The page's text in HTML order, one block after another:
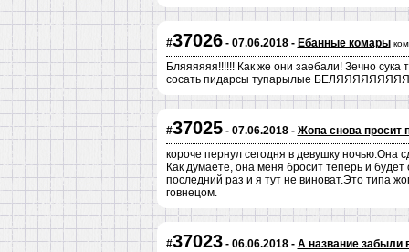
#37026- 07.06.2018 - Ебанные комары
Бляяяяяя!!!!!! Как же они заебали! Зечно
сосать пидарсы тупарылые
#37025- 07.06.2018 - Жопа снова просит
короче пернул сегодня в девушку ночью.Она
Как думаете, она меня бросит теперь и
последний раз и я тут не виноват.Это типа
говнецом.
#37023- 06.06.2018 - А название забыли